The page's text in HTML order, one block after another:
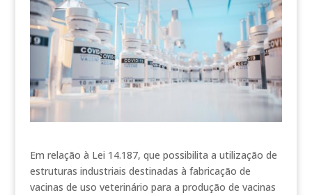
Em relação à Lei 14.187, que possibilita a utilização de
estruturas industriais destinadas à fabricação de
vacinas de uso veterinário para a produção de vacinas